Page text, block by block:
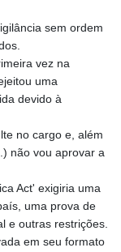
sem ordem
vez na
uma
devido à
no cargo e, além
não vou aprovar a
Act' exigiria uma
uma prova de
e outras restrições.
em seu formato